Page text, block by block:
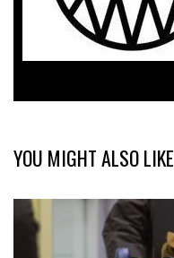
YOU MIGHT ALSO LIKE